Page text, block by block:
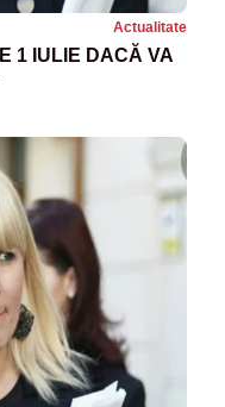
Actualitate
1 IULIE DACĂ VA